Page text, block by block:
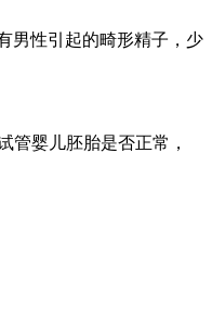
男性引起的畸形精子，少
管婴儿胚胎是否正常，